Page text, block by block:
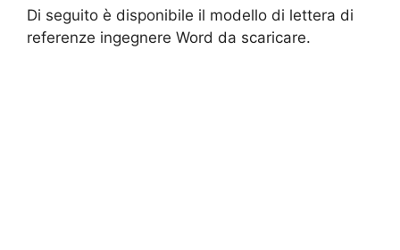
Di seguito è disponibile il modello di lettera di
referenze ingegnere Word da scaricare.